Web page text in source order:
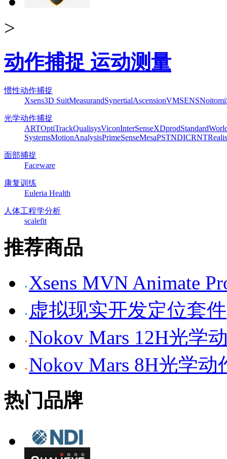
>
动作捕捉 运动测量
惯性动作捕捉
Xsens3D SuitMeasurandSynertialAscensionVMSENSNoitom
光学动作捕捉
ARTOptiTrackQualisysViconInterSenseXDprodStandard
SystemsMotionAnalysisPrimeSenseMesaPSTNDICRNTRealis
面部捕捉
Faceware
康复训练
Euleria Health
人体工程学分析
scalefit
推荐商品
Xsens MVN Animate
虚拟现实开发定位套件
Nokov Mars 12H光学
Nokov Mars 8H光学动
热门品牌